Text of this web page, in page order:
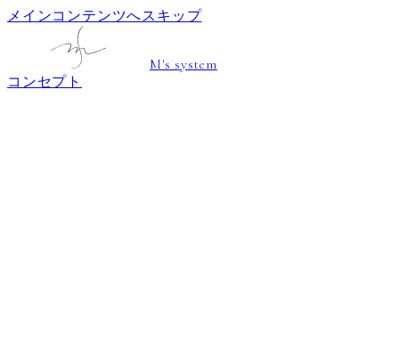
メインコンテンツへスキップ
M's system
コンセプト